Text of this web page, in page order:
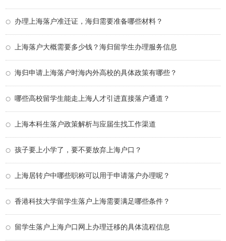
办理上海落户准迁证，海归需要准备哪些材料？
上海落户大概需要多少钱？海归留学生办理服务信息
海归申请上海落户时海内外高校的具体政策有哪些？
哪些高校留学生能走上海人才引进直接落户通道？
上海本科生落户政策解析与应届生找工作渠道
孩子要上小学了，要不要放弃上海户口？
上海居转户中哪些职称可以用于申请落户办理呢？
香港科技大学留学生落户上海需要满足哪些条件？
留学生落户上海户口网上办理迁移的具体流程信息